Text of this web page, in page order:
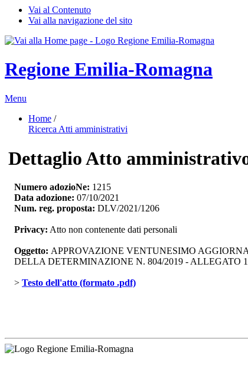
Vai al Contenuto
Vai alla navigazione del sito
Regione Emilia-Romagna
Menu
Home /
Ricerca Atti amministrativi
Dettaglio Atto
Numero adozioNe: 1215
Data adozione: 07/10/2021
Num. reg. proposta: DLV/2021/1206
Privacy: Atto non contenente dati personali
Oggetto: APPROVAZIONE VENTUNESIMO
DELLA DETERMINAZIONE N. 804/2019 - ALLEGATO 1
> Testo dell'atto (formato .pdf)